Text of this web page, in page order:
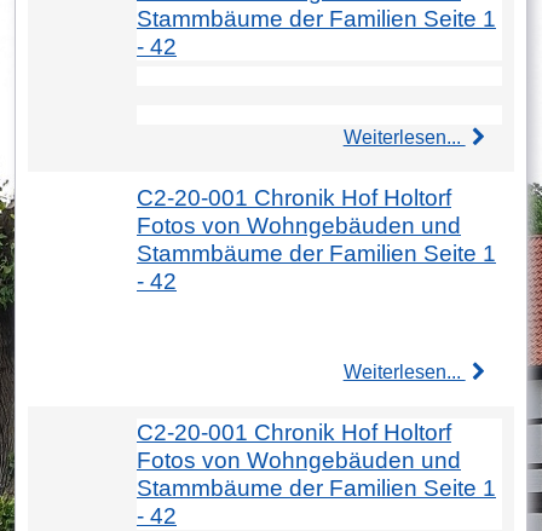
Stammbäume der Familien Seite 1
- 42
Weiterlesen...
C2-20-001 Chronik Hof Holtorf
Fotos von Wohngebäuden und
Stammbäume der Familien Seite 1
- 42
Weiterlesen...
C2-20-001 Chronik Hof Holtorf
Fotos von Wohngebäuden und
Stammbäume der Familien Seite 1
- 42